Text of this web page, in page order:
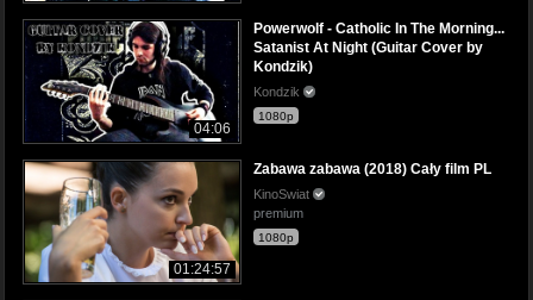
04:06
Powerwolf - Catholic In The Morning...
Satanist At Night (Guitar Cover by
Kondzik)
Kondzik
1080p
01:24:57
Zabawa zabawa (2018) Cały film PL
KinoSwiat
premium
1080p